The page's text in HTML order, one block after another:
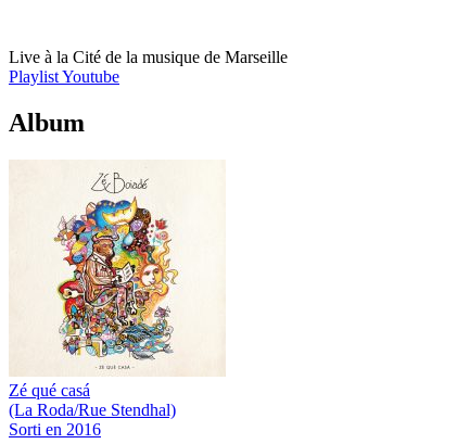
Live à la Cité de la musique de Marseille
Playlist Youtube
Album
Zé qué casá
(La Roda/Rue Stendhal)
Sorti en 2016